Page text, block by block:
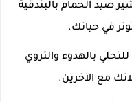
صيد الحمام بالبندقية
في حياتك.
بالهدوء والتروي
مع الآخرين.